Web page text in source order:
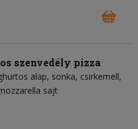
szenvedély pizza
alap sonka csirkemell
sajt